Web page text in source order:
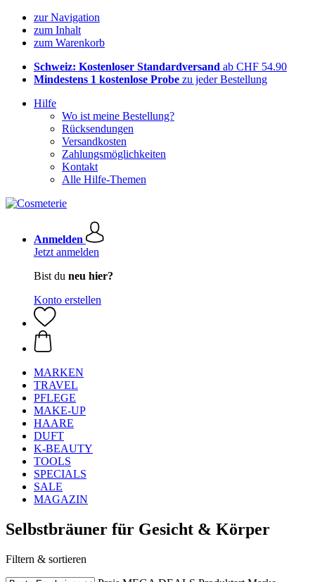
zur Navigation
zum Inhalt
zum Warenkorb
Schweiz: Kostenloser Standardversand ab CHF 54.90
Mindestens 1 kostenlose Probe zu jeder Bestellung
Hilfe
Wo ist meine Bestellung?
Rücksendungen
Versandkosten
Zahlungsmöglichkeiten
Kontakt
Alle Hilfe-Themen
Anmelden
Jetzt anmelden
Bist du neu hier?
Konto erstellen
MARKEN
TRAVEL
PFLEGE
MAKE-UP
HAARE
DUFT
K-BEAUTY
TOOLS
SPECIALS
SALE
MAGAZIN
Selbstbräuner für Gesicht & Körper
Filtern & sortieren